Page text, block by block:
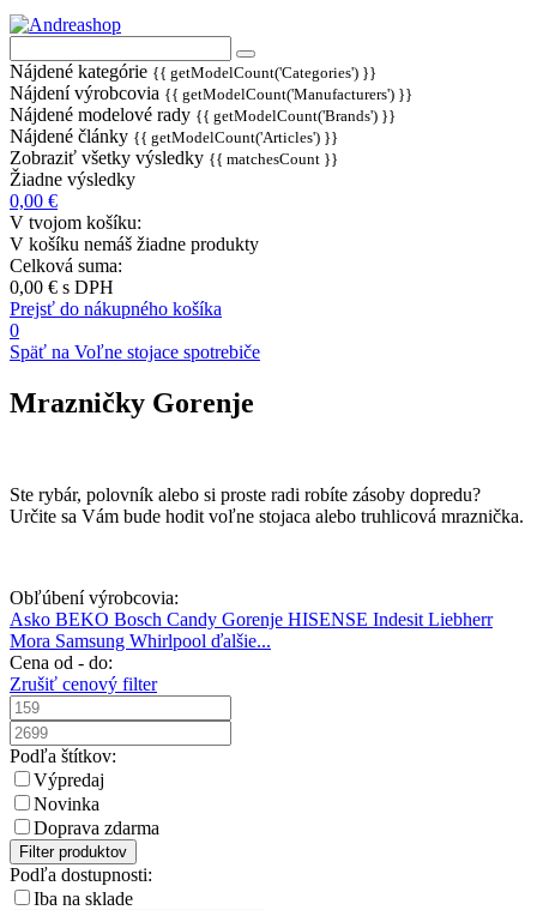
Nájdené kategórie {{ getModelCount('Categories') }}
Nájdení výrobcovia {{ getModelCount('Manufacturers') }}
Nájdené modelové rady {{ getModelCount('Brands') }}
Nájdené články {{ getModelCount('Articles') }}
Zobraziť všetky výsledky {{ matchesCount }}
Žiadne výsledky
0,00 €
V tvojom košíku:
V košíku nemáš žiadne produkty
Celková suma:
0,00 € s DPH
Prejsť do nákupného košíka
0
Späť na Voľne stojace spotrebiče
Mrazničky Gorenje
Ste rybár, polovník alebo si proste radi robíte zásoby dopredu?
Určite sa Vám bude hodit voľne stojaca alebo truhlicová mraznička.
Obľúbení výrobcovia:
Asko BEKO Bosch Candy Gorenje HISENSE Indesit Liebherr
Mora Samsung Whirlpool ďalšie...
Cena od - do:
Zrušiť cenový filter
Podľa štítkov:
Výpredaj
Novinka
Doprava zdarma
Filter produktov
Podľa dostupnosti:
Iba na sklade